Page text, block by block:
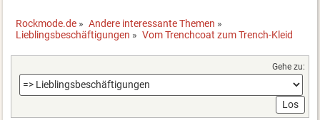
Rockmode.de » Andere interessante Themen »
Lieblingsbeschäftigungen » Vom Trenchcoat zum Trench-Kleid
Gehe zu: